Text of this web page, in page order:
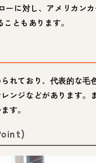
ーに対し、アメリカンカ
ともあります。
れており、代表的な毛
ンジなどがあります。
す。